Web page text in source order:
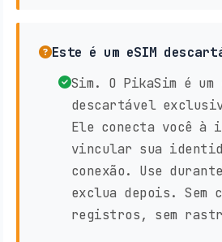
Este é um eSIM
Sim. O PikaSim é um
descartável
Ele conecta você à
vincular sua
conexão. Use
exclua depois. Sem
registros, sem